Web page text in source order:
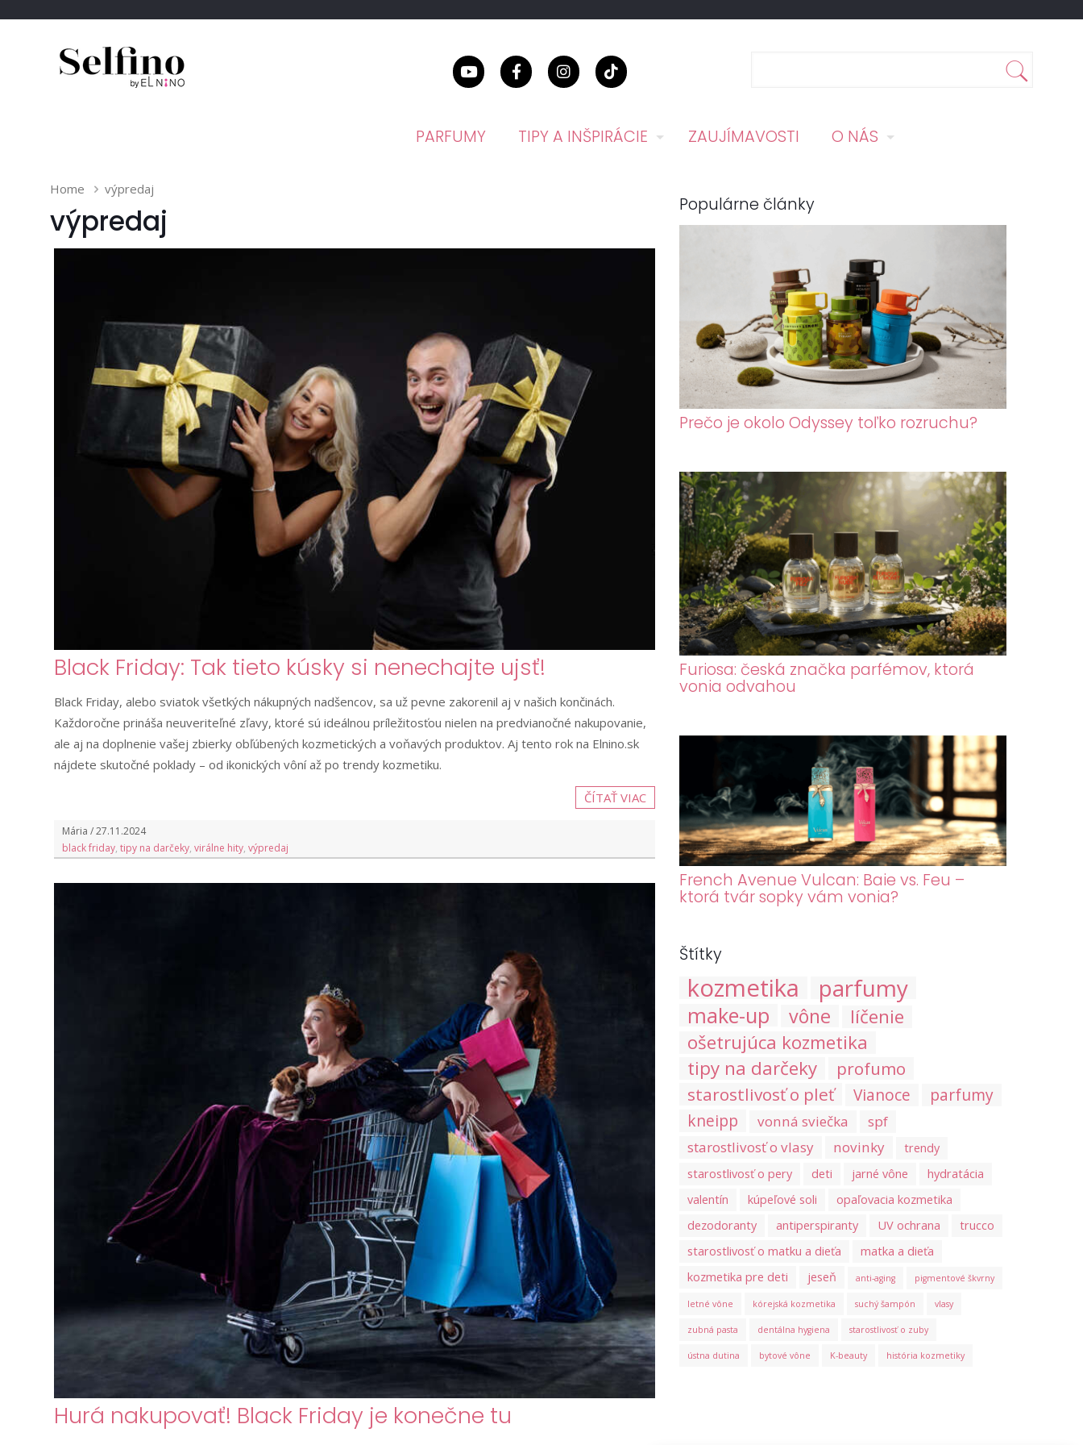
PARFUMY TIPY A INŠPIRÁCIE ZAUJÍMAVOSTI O NÁS
Home výpredaj
výpredaj
Black Friday: Tak tieto kúsky si nenechajte ujsť!
Black Friday, alebo sviatok všetkých nákupných nadšencov, sa už pevne zakorenil aj v našich končinách.
Každoročne prináša neuveriteľné zľavy, ktoré sú ideálnou príležitosťou nielen na predvianočné nakupovanie,
ale aj na doplnenie vašej zbierky obľúbených kozmetických a voňavých produktov. Aj tento rok na Elnino.sk
nájdete skutočné poklady – od ikonických vôní až po trendy kozmetiku.
ČÍTAŤ VIAC
Mária / 27.11.2024
black friday, tipy na darčeky, virálne hity, výpredaj
Hurá nakupovať! Black Friday je konečne tu
Populárne články
Prečo je okolo Odyssey toľko rozruchu?
Furiosa: česká značka parfémov, ktorá
vonia odvahou
French Avenue Vulcan: Baie vs. Feu –
ktorá tvár sopky vám vonia?
Štítky
kozmetika parfumy
make-up vône
líčenie
ošetrujúca kozmetika
tipy na darčeky
profumo
starostlivosť o pleť
Vianoce
parfumy
kneipp
vonná sviečka
spf
starostlivosť o vlasy
novinky
trendy
starostlivosť o pery
deti jarné vône
hydratácia
valentín
kúpeľové soli
opaľovacia kozmetika
dezodoranty
antiperspiranty UV ochrana
trucco
starostlivosť o matku a dieťa
matka a dieťa
kozmetika pre deti
jeseň anti-aging pigmentové škvrny
letné vône kórejská kozmetika suchý šampón vlasy
zubná pasta dentálna hygiena starostlivosť o zuby
ústna dutina bytové vône K-beauty história kozmetiky